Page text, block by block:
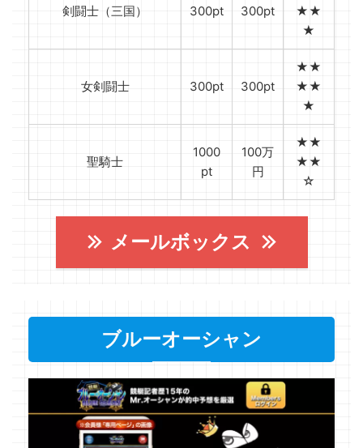
剣闘士（三国） 300pt 300pt
★★
★
女剣闘士 300pt 300pt
★★
★★
★
聖騎士
1000
pt
100万
円
★★
★★
☆
メールボックス
ブルーオーシャン